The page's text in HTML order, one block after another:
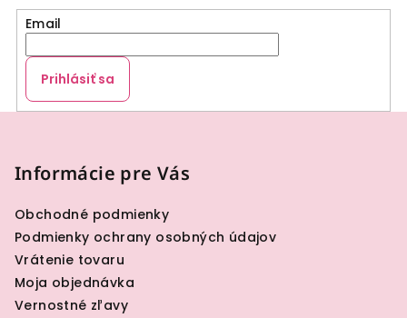
Email
Prihlásiť sa
Informácie pre Vás
Obchodné podmienky
Podmienky ochrany osobných údajov
Vrátenie tovaru
Moja objednávka
Vernostné zľavy